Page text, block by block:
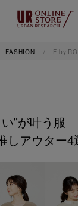
FASHION F by
”が叶う服
しアウター4